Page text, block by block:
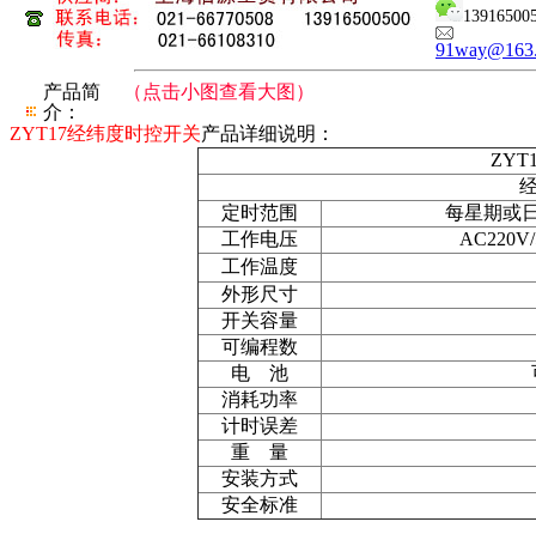
产品简
介：
（点击小图查看大图）
ZYT17经纬度时控开关产品详细说明：
定时范围
每星期或
工作电压
工作温度
外形尺寸
开关容量
可编程数
电 池
消耗功率
计时误差
重 量
安装方式
安全标准